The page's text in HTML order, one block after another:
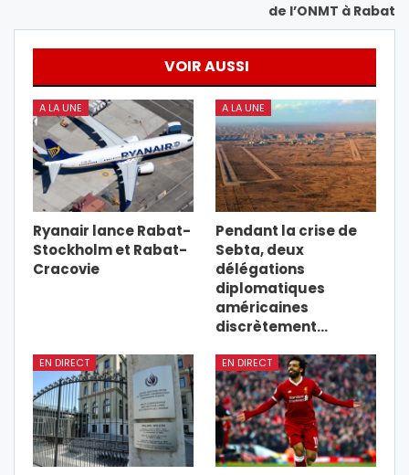
de l’ONMT à Rabat
VOIR AUSSI
A LA UNE
Ryanair lance Rabat-
Stockholm et Rabat-
Cracovie
A LA UNE
Pendant la crise de
Sebta, deux
délégations
diplomatiques
américaines
discrètement…
EN DIRECT EN DIRECT